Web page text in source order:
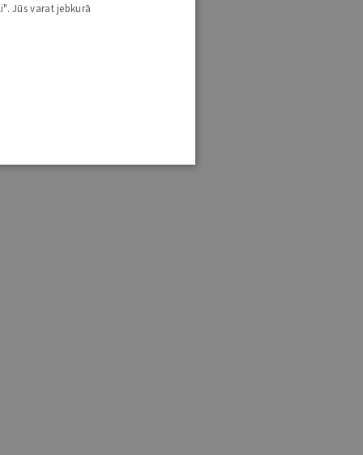
Jūs varat jebkurā